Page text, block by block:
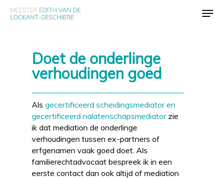
Doet de onderlinge
verhoudingen goed
Alsgecertificeerd scheidingsmediator en
gecertificeerd nalatenschapsmediatorzie
ik dat mediation de onderlinge
verhoudingen tussen ex-partners of
erfgenamen vaak goed doet. Als
familierechtadvocaat bespreek ik in een
eerste contact dan ook altijd of mediation